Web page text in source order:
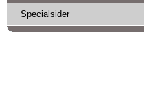
Specialsider